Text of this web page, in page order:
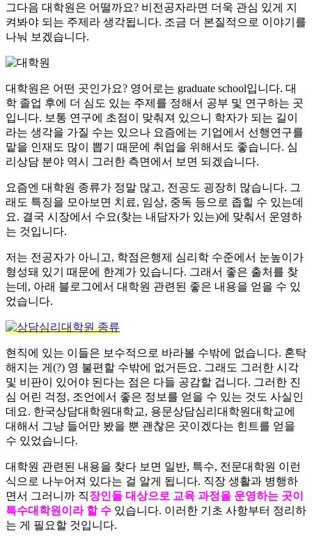
​그다음 대학원은 어떨까요? 비전공자라면 더욱 관심 있게 지
켜봐야 되는 주제라 생각됩니다. 조금 더 본질적으로 이야기를
나눠 보겠습니다.
대학원은 어떤 곳인가요? 영어로는 graduate school입니다. 대
학 졸업 후에 더 심도 있는 주제를 정해서 공부 및 연구하는 곳
입니다. 보통 연구에 초점이 맞춰져 있으니 학자가 되는 길이
라는 생각을 가질 수는 있으나 요즘에는 기업에서 선행연구를
맡을 인재도 많이 뽑기 때문에 취업을 위해서도 좋습니다. 심
리상담 분야 역시 그러한 측면에서 보면 되겠습니다.
​요즘엔 대학원 종류가 정말 많고, 전공도 굉장히 많습니다. 그
래도 특징을 모아보면 치료, 임상, 중독 등으로 좁힐 수 있는데
요. 결국 시장에서 수요(찾는 내담자가 있는)에 맞춰서 운영하
는 것입니다.
​저는 전공자가 아니고, 학점은행제 심리학 수준에서 눈높이가
형성돼 있기 때문에 한계가 있습니다. 그래서 좋은 출처를 찾
는데, 아래 블로그에서 대학원 관련된 좋은 내용을 얻을 수 있
었습니다.
현직에 있는 이들은 보수적으로 바라볼 수밖에 없습니다. 혼탁
해지는 게(?) 영 불편할 수밖에 없거든요. 그래도 그러한 시각
및 비판이 있어야 된다는 점은 다들 공감할 겁니다. 그러한 진
심 어린 걱정, 조언에서 좋은 정보를 얻을 수 있는 것도 사실인
데요. 한국상담대학원대학교, 용문상담심리대학원대학교에
대해서 그냥 들어만 봤을 뿐 괜찮은 곳이겠다는 힌트를 얻을
수 있었습니다.
​대학원 관련된 내용을 찾다 보면 일반, 특수, 전문대학원 이런
식으로 나누어져 있다는 걸 알게 됩니다. 직장 생활과 병행하
면서 그러니까 직장인들 대상으로 교육 과정을 운영하는 곳이
특수대학원이라 할 수 있습니다. 이러한 기초 사항부터 정리하
는 게 필요할 것입니다.